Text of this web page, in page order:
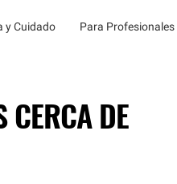
y Cuidado Para Profesionales
CERCA DE